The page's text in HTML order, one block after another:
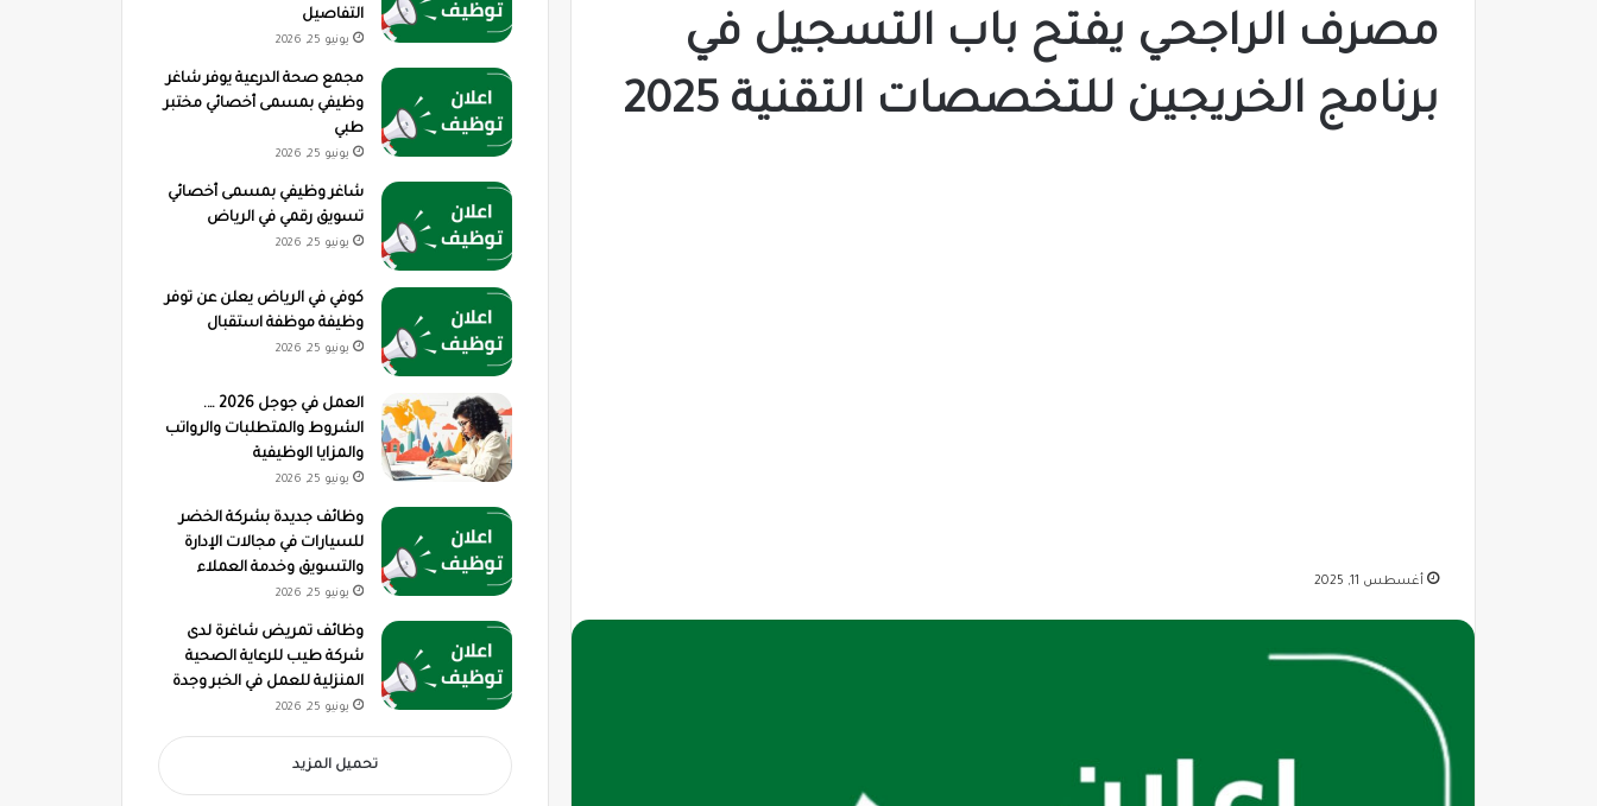
مصرف الراجحي يفتح باب التسجيل في
برنامج الخريجين للتخصصات التقنية 2025
أغسطس 11, 2025
التفاصيل
يونيو 25, 2026
مجمع صحة الدرعية يوفر شاغر
وظيفي بمسمى أخصائي مختبر
طبي
يونيو 25, 2026
شاغر وظيفي بمسمى أخصائي
تسويق رقمي في الرياض
يونيو 25, 2026
كوفي في الرياض يعلن عن توفر
وظيفة موظفة استقبال
يونيو 25, 2026
العمل في جوجل 2026 ….
الشروط والمتطلبات والرواتب
والمزايا الوظيفية
يونيو 25, 2026
وظائف جديدة بشركة الخضر
للسيارات في مجالات الإدارة
والتسويق وخدمة العملاء
يونيو 25, 2026
وظائف تمريض شاغرة لدى
شركة طيب للرعاية الصحية
المنزلية للعمل في الخبر وجدة
يونيو 25, 2026
تحميل المزيد